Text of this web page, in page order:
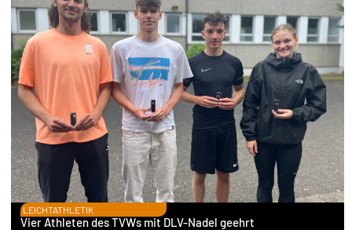
LEICHTATHLETIK
Vier Athleten des TVWs mit DLV-Nadel geehrt